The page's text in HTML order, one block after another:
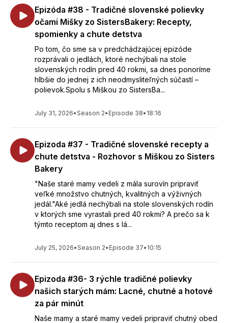
Epizóda #38 - Tradičné slovenské polievky
očami Mišky zo SistersBakery: Recepty,
spomienky a chute detstva
Po tom, čo sme sa v predchádzajúcej epizóde
rozprávali o jedlách, ktoré nechýbali na stole
slovenských rodín pred 40 rokmi, sa dnes ponoríme
hlbšie do jednej z ich neodmysliteľných súčastí –
polievok.Spolu s Miškou zo SistersBa...
July 31, 2026•Season 2• Episode 38• 18:16
Epizoda #37 - Tradičné slovenské recepty a
chute detstva - Rozhovor s Miškou zo Sisters
Bakery
"Naše staré mamy vedeli z mála surovín pripraviť
veľké množstvo chutných, kvalitných a výživných
jedál."Aké jedlá nechýbali na stole slovenských rodín
v ktorých sme vyrastali pred 40 rokmi? A prečo sa k
týmto receptom aj dnes s lá...
July 25, 2026•Season 2• Episode 37• 10:15
Epizoda #36- 3 rýchle tradičné polievky
našich starých mám: Lacné, chutné a hotové
za pár minút
Naše mamy a staré mamy vedeli pripraviť chutný obed